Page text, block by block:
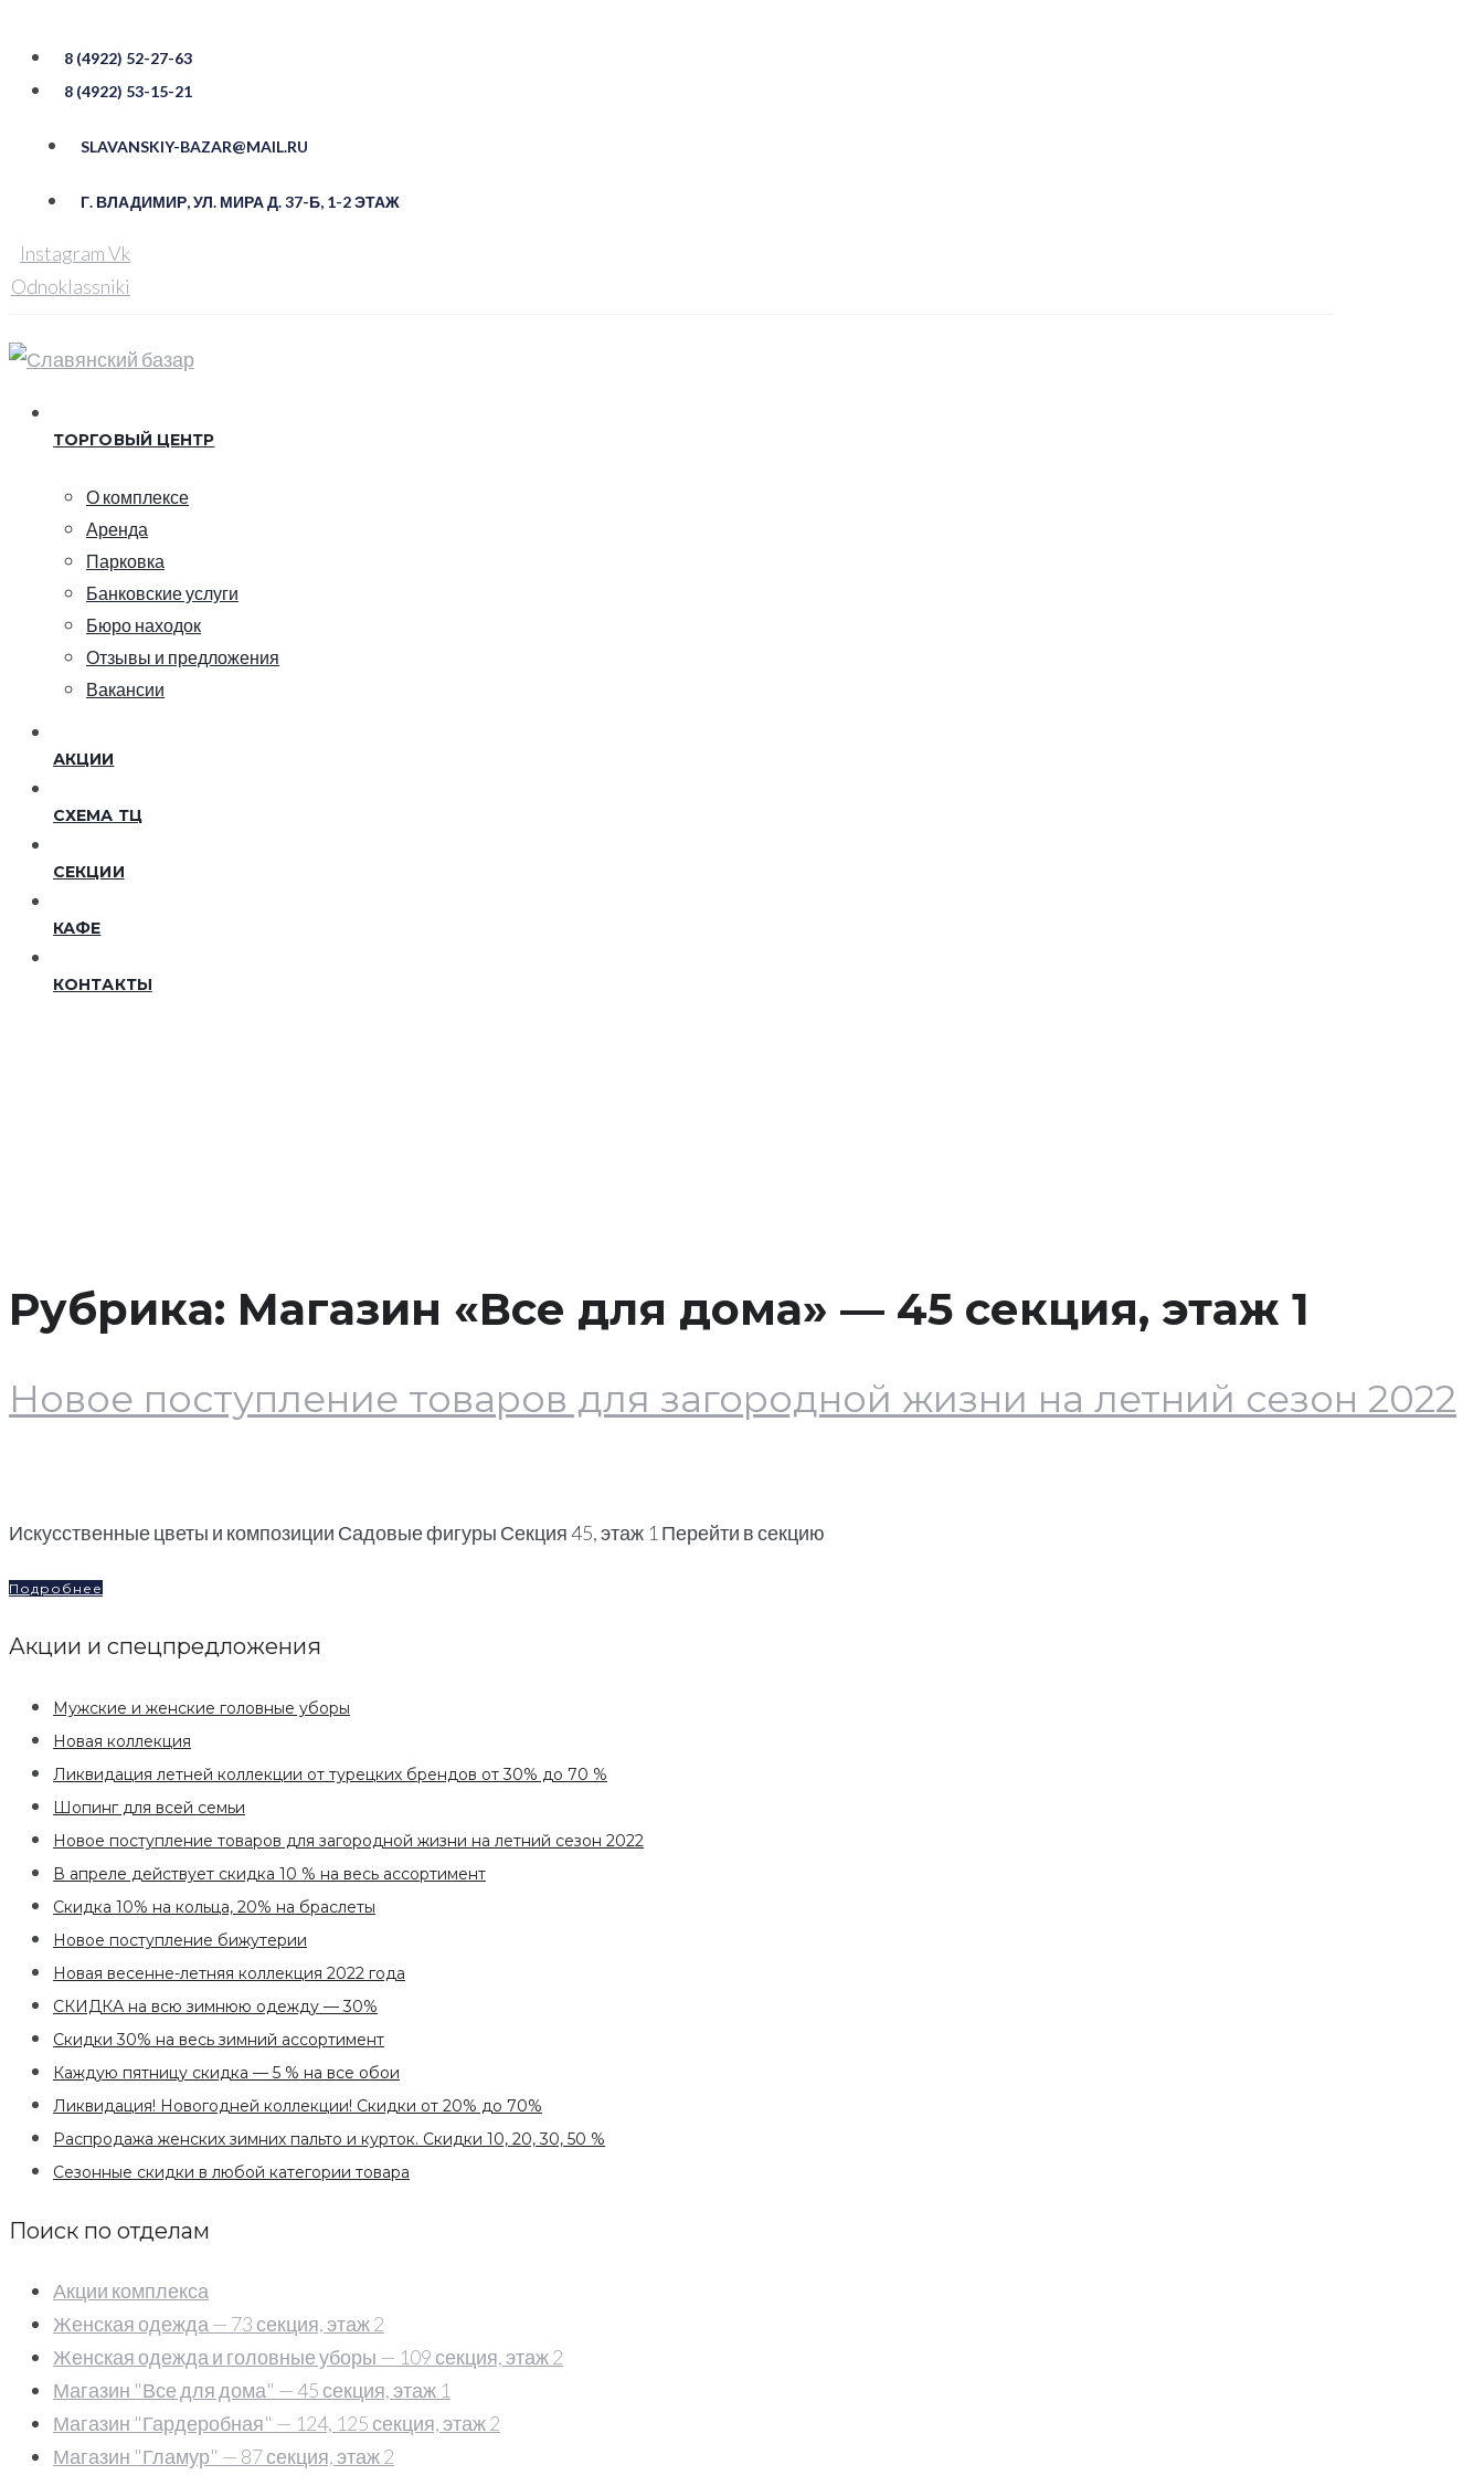
контенту
8 (4922) 52-27-63
8 (4922) 53-15-21
SLAVANSKIY-BAZAR@MAIL.RU
Г. ВЛАДИМИР, УЛ. ​МИРА Д. 37-Б, ​1-2 ЭТАЖ
InstagramVk
Odnoklassniki
ТОРГОВЫЙ ЦЕНТР
О комплексе
Аренда
Парковка
Банковские услуги
Бюро находок
Отзывы и предложения
Вакансии
АКЦИИ
СХЕМА ТЦ
СЕКЦИИ
КАФЕ
КОНТАКТЫ
Рубрика: Магазин «Все для дома» — 45 секция, этаж 1
Новое поступление товаров для загородной жизни на летний сезон 2022
Искусственные цветы и композиции Садовые фигуры Секция 45, этаж 1 Перейти в секцию
Подробнее
Акции и спецпредложения
Мужские и женские головные уборы
Новая коллекция
Ликвидация летней коллекции от турецких брендов от 30% до 70 %
Шопинг для всей семьи
Новое поступление товаров для загородной жизни на летний сезон 2022
В апреле действует скидка 10 % на весь ассортимент
Скидка 10% на кольца, 20% на браслеты
Новое поступление бижутерии
Новая весенне-летняя коллекция 2022 года
СКИДКА на всю зимнюю одежду — 30%
Скидки 30% на весь зимний ассортимент
Каждую пятницу скидка — 5 % на все обои
Ликвидация! Новогодней коллекции! Скидки от 20% до 70%
Распродажа женских зимних пальто и курток. Скидки 10, 20, 30, 50 %
Сезонные скидки в любой категории товара
Поиск по отделам
Акции комплекса
Женская одежда — 73 секция, этаж 2
Женская одежда и головные уборы — 109 секция, этаж 2
Магазин "Все для дома" — 45 секция, этаж 1
Магазин "Гардеробная" — 124, 125 секция, этаж 2
Магазин "Гламур" — 87 секция, этаж 2